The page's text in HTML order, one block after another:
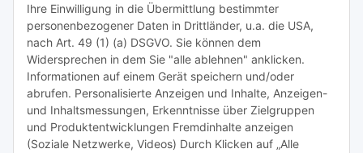
Meist besuchte Seiten:
Tipps & Tricks rund um Sublimation
TiDis Videos auf Youtube
Nachfüllpreise für Druckerpatronen
Refillservice Patronen verpacken
Ihre Einwilligung in die Übermittlung bestimmter
personenbezogener Daten in Drittländer, u.a. die USA,
nach Art. 49 (1) (a) DSGVO. Sie können dem
Widersprechen in dem Sie "alle ablehnen" anklicken.
Informationen auf einem Gerät speichern und/oder
abrufen. Personalisierte Anzeigen und Inhalte, Anzeigen-
und Inhaltsmessungen, Erkenntnisse über Zielgruppen
und Produktentwicklungen Fremdinhalte anzeigen
(Soziale Netzwerke, Videos) Durch Klicken auf „Alle